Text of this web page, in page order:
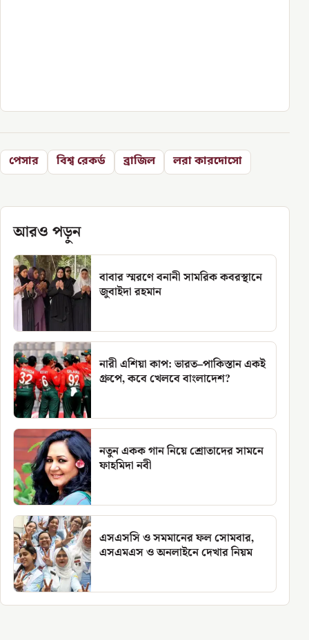
পেসার বিশ্ব রেকর্ড ব্রাজিল লরা কারদোসো
আরও পড়ুন
বাবার স্মরণে বনানী সামরিক কবরস্থানে
জুবাইদা রহমান
নারী এশিয়া কাপ: ভারত–পাকিস্তান একই
গ্রুপে, কবে খেলবে বাংলাদেশ?
নতুন একক গান নিয়ে শ্রোতাদের সামনে
ফাহমিদা নবী
এসএসসি ও সমমানের ফল সোমবার,
এসএমএস ও অনলাইনে দেখার নিয়ম